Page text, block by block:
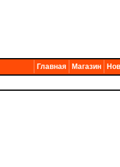
Главная Магазин